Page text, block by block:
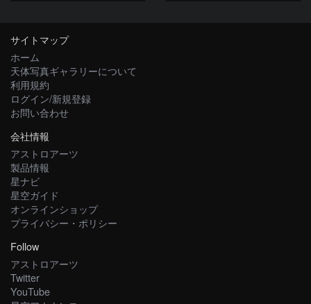
サイトマップ
ホーム
天体写真ギャラリーについて
利用規約
ログイン/新規登録
お問い合わせ
会社情報
アストロアーツ
製品情報
星ナビ
星空ガイド
オンラインショップ
プライバシー・ポリシー
Follow
アストロアーツ
Twitter
YouTube